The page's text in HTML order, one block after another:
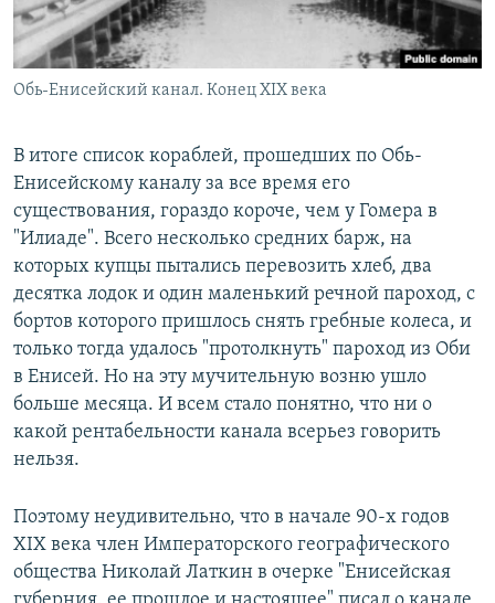
Обь-Енисейский канал. Конец XIX века
В итоге список кораблей, прошедших по Обь-
Енисейскому каналу за все время его
существования, гораздо короче, чем у Гомера в
"Илиаде". Всего несколько средних барж, на
которых купцы пытались перевозить хлеб, два
десятка лодок и один маленький речной пароход, с
бортов которого пришлось снять гребные колеса, и
только тогда удалось "протолкнуть" пароход из Оби
в Енисей. Но на эту мучительную возню ушло
больше месяца. И всем стало понятно, что ни о
какой рентабельности канала всерьез говорить
нельзя.
Поэтому неудивительно, что в начале 90-х годов
XIX века член Императорского географического
общества Николай Латкин в очерке "Енисейская